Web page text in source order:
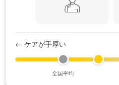
← ケアが手厚い
全国平均